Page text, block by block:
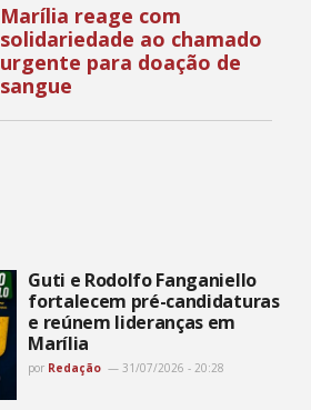
Marília reage com
solidariedade ao chamado
urgente para doação de
sangue
Guti e Rodolfo Fanganiello
fortalecem pré-candidaturas
e reúnem lideranças em
Marília
por Redação 31/07/2026 - 20:28